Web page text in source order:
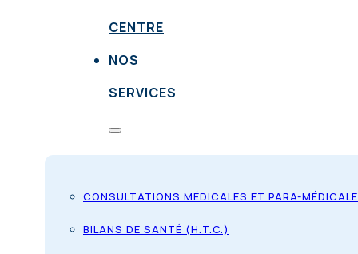
CENTRE
NOS
SERVICES
CONSULTATIONS MÉDICALES ET PARA-
BILANS DE SANTÉ (H.T.C.)